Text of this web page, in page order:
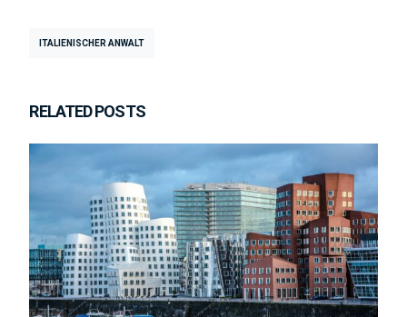
ITALIENISCHER ANWALT
RELATED POSTS